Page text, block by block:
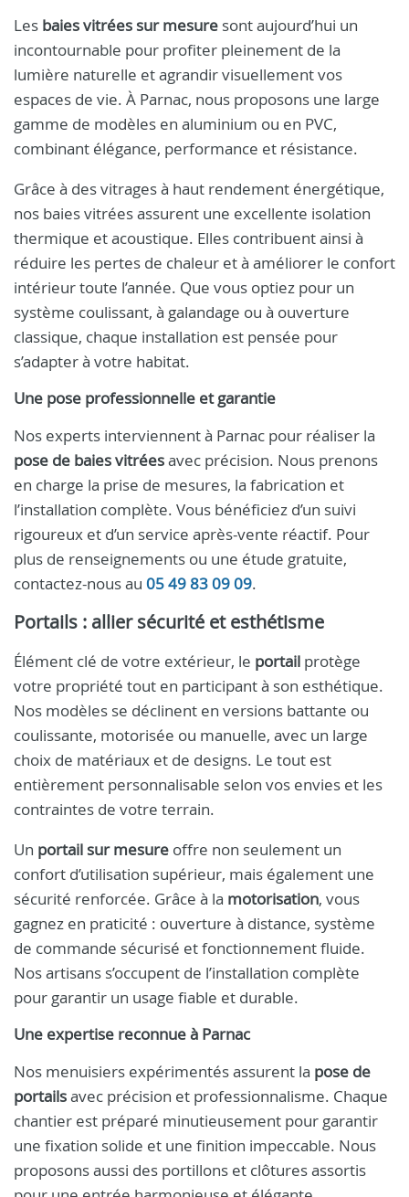
Les baies vitrées sur mesure sont aujourd’hui un
incontournable pour profiter pleinement de la
lumière naturelle et agrandir visuellement vos
espaces de vie. À Parnac, nous proposons une large
gamme de modèles en aluminium ou en PVC,
combinant élégance, performance et résistance.
Grâce à des vitrages à haut rendement énergétique,
nos baies vitrées assurent une excellente isolation
thermique et acoustique. Elles contribuent ainsi à
réduire les pertes de chaleur et à améliorer le confort
intérieur toute l’année. Que vous optiez pour un
système coulissant, à galandage ou à ouverture
classique, chaque installation est pensée pour
s’adapter à votre habitat.
Une pose professionnelle et garantie
Nos experts interviennent à Parnac pour réaliser la
pose de baies vitréesavec précision. Nous prenons
en charge la prise de mesures, la fabrication et
l’installation complète. Vous bénéficiez d’un suivi
rigoureux et d’un service après-vente réactif. Pour
plus de renseignements ou une étude gratuite,
contactez-nous au 05 49 83 09 09.
Portails : allier sécurité et esthétisme
Élément clé de votre extérieur, le portail protège
votre propriété tout en participant à son esthétique.
Nos modèles se déclinent en versions battante ou
coulissante, motorisée ou manuelle, avec un large
choix de matériaux et de designs. Le tout est
entièrement personnalisable selon vos envies et les
contraintes de votre terrain.
Un portail sur mesure offre non seulement un
confort d’utilisation supérieur, mais également une
sécurité renforcée. Grâce à la motorisation, vous
gagnez en praticité : ouverture à distance, système
de commande sécurisé et fonctionnement fluide.
Nos artisans s’occupent de l’installation complète
pour garantir un usage fiable et durable.
Une expertise reconnue à Parnac
Nos menuisiers expérimentés assurent la pose de
portailsavec précision et professionnalisme. Chaque
chantier est préparé minutieusement pour garantir
une fixation solide et une finition impeccable. Nous
proposons aussi des portillons et clôtures assortis